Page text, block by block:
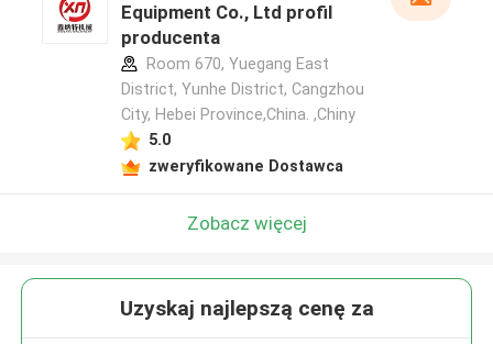
Equipment Co., Ltd profil
producenta
Room 670, Yuegang East
District, Yunhe District, Cangzhou
City, Hebei Province,China. ,Chiny
5.0
zweryfikowane Dostawca
Zobacz więcej
Uzyskaj najlepszą cenę za